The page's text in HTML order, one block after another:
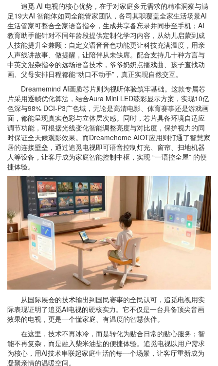
追觅 AI 电视的核心优势，在于对家庭多元需求的精准洞察与满
足19大AI 智能体如同全能管家团队，各司其职覆盖全家生活场景AI
生活管家可整合全家语音指令，生成共享备忘录并同步至手机；AI
教育助手能针对不同年龄段提供定制化学习内容，从幼儿启蒙到成
人技能提升全兼顾；自定义语音音色功能更让科技充满温度，用亲
人声线讲故事、做提醒，让陪伴从未缺席。配合支持几十种方言与
中英文混杂指令的远场语音技术，爷爷奶奶点播戏曲、孩子查找动
画、父母安排日程都能“动口不动手”，真正实现自然交互。
Dreamemind AI画质芯片则为视听体验筑牢基础。这款专属芯
片采用逐帧优化算法，结合Aura Mini LED臻彩显示方案，实现10亿
色深与98% DCI-P3广色域，无论是高清电影、体育赛事还是游戏画
面，都能呈现真实色彩与立体层次感。同时，芯片具备环境自适应
调节功能，可根据光线变化智能调整亮度与对比度，保护视力的同
时保证全天候观影效果。而Dreamehome AIOT应用则打通了智慧家
居的连接壁垒，通过追觅电视即可语音控制灯光、窗帘、扫地机器
人等设备，让客厅成为家庭智能控制中枢，实现 “一语控全屋” 的便
捷体验。
从国际展会的技术输出到国民赛事的全民认可，追觅电视用实
际表现证明了追觅AI电视的硬核实力。它不仅是一台具备顶尖音画
效果的电视，更是一个懂家庭、有温度的智慧伙伴。
在这里，技术不再冰冷，而是转化为贴合日常的贴心服务；智
能不再复杂，而是融入柴米油盐的便捷体验。追觅电视以用户需求
为核心，用AI技术串联起家庭生活的每一个场景，让客厅重新成为
凝聚亲情的温暖空间。